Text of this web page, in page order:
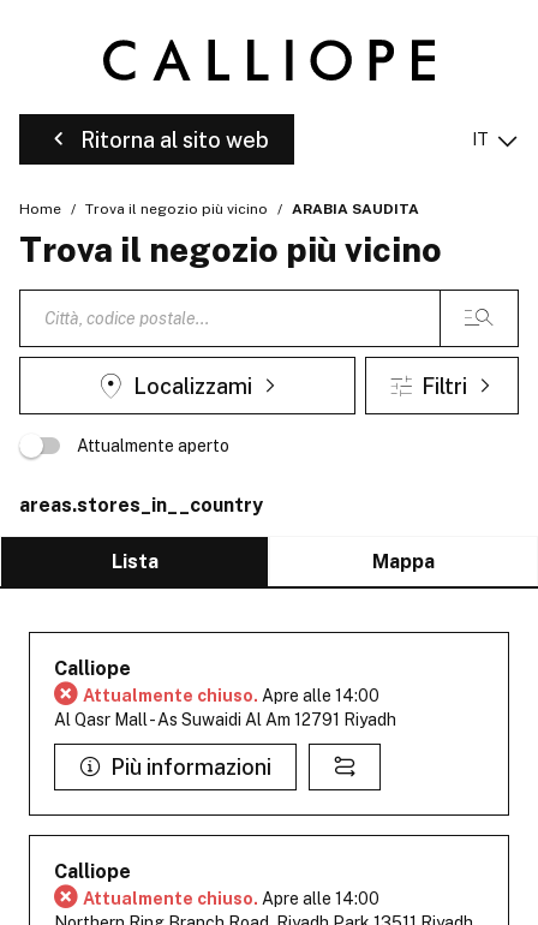
Ritorna al sito web IT
Home Trova il negozio più vicino ARABIA SAUDITA
Trova il negozio più vicino
Localizzami Filtri
Attualmente aperto
areas.stores_in__country
Lista Mappa
Calliope
Attualmente chiuso. Apre alle 14:00
Al Qasr Mall - As Suwaidi Al Am 12791 Riyadh
Più informazioni
Calliope
Attualmente chiuso. Apre alle 14:00